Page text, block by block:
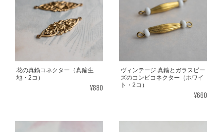
花の真鍮コネクター（真鍮生
地・2コ）
¥880
ヴィンテージ 真鍮とガラスビー
ズのコンビコネクター（ホワイ
ト・2コ）
¥660